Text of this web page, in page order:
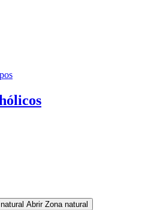
Abrir Zona natural